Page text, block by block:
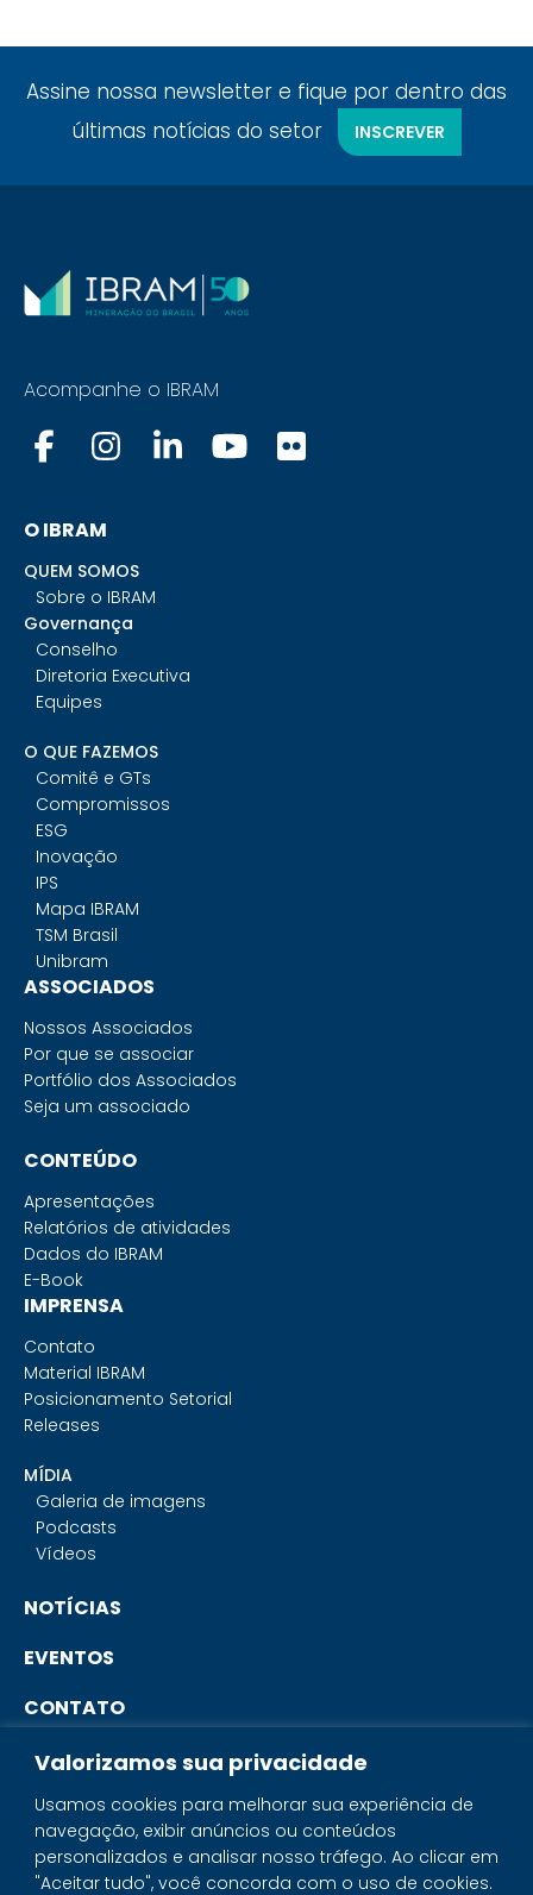
Valorizamos sua privacidade
Usamos cookies para melhorar sua experiência de
navegação, exibir anúncios ou conteúdos
personalizados e analisar nosso tráfego. Ao clicar em
"Aceitar tudo", você concorda com o uso de cookies.
Assine nossa newsletter e fique por dentro das
últimas notícias do setor
INSCREVER
Acompanhe o IBRAM
O IBRAM
QUEM SOMOS
Sobre o IBRAM
Governança
Conselho
Diretoria Executiva
Equipes
O QUE FAZEMOS
Comitê e GTs
Compromissos
ESG
Inovação
IPS
Mapa IBRAM
TSM Brasil
Unibram
ASSOCIADOS
Nossos Associados
Por que se associar
Portfólio dos Associados
Seja um associado
CONTEÚDO
Apresentações
Relatórios de atividades
Dados do IBRAM
E-Book
IMPRENSA
Contato
Material IBRAM
Posicionamento Setorial
Releases
MÍDIA
Galeria de imagens
Podcasts
Vídeos
NOTÍCIAS
EVENTOS
CONTATO
PORTAL DO ASSOCIADO
SISTEMA IBRAM